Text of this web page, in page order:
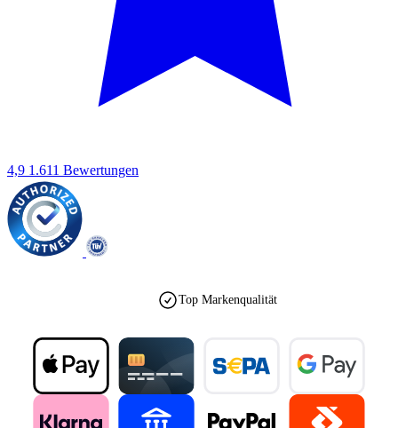
4,9 1.611 Bewertungen
Top Markenqualität